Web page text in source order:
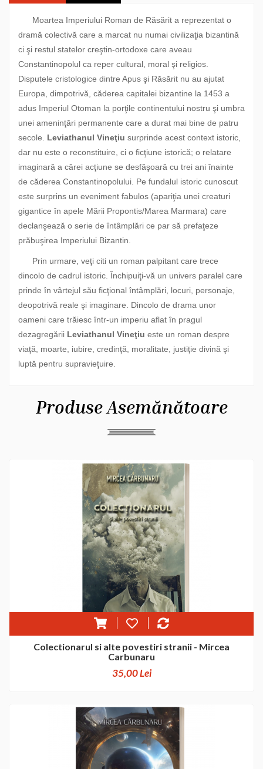
Moartea Imperiului Roman de Răsărit a reprezentat o
dramă colectivă care a marcat nu numai civilizaţia bizantină
ci şi restul statelor creştin-ortodoxe care aveau
Constantinopolul ca reper cultural, moral şi religios.
Disputele cristologice dintre Apus şi Răsărit nu au ajutat
Europa, dimpotrivă, căderea capitalei bizantine la 1453 a
adus Imperiul Otoman la porţile continentului nostru şi umbra
unei ameninţări permanente care a durat mai bine de patru
secole. Leviathanul Vineţiu surprinde acest context istoric,
dar nu este o reconstituire, ci o ficţiune istorică; o relatare
imaginară a cărei acţiune se desfăşoară cu trei ani înainte
de căderea Constantinopolului. Pe fundalul istoric cunoscut
este surprins un eveniment fabulos (apariţia unei creaturi
gigantice în apele Mării Propontis/Marea Marmara) care
declanşează o serie de întâmplări ce par să prefaţeze
prăbuşirea Imperiului Bizantin.
Prin urmare, veţi citi un roman palpitant care trece
dincolo de cadrul istoric. Închipuiţi-vă un univers paralel care
prinde în vârtejul său ficţional întâmplări, locuri, personaje,
deopotrivă reale şi imaginare. Dincolo de drama unor
oameni care trăiesc într-un imperiu aflat în pragul
dezagregării Leviathanul Vineţiu este un roman despre
viaţă, moarte, iubire, credinţă, moralitate, justiţie divină şi
luptă pentru supravieţuire.
Produse Asemănătoare
Colectionarul si alte povestiri stranii - Mircea
Carbunaru
35,00 Lei